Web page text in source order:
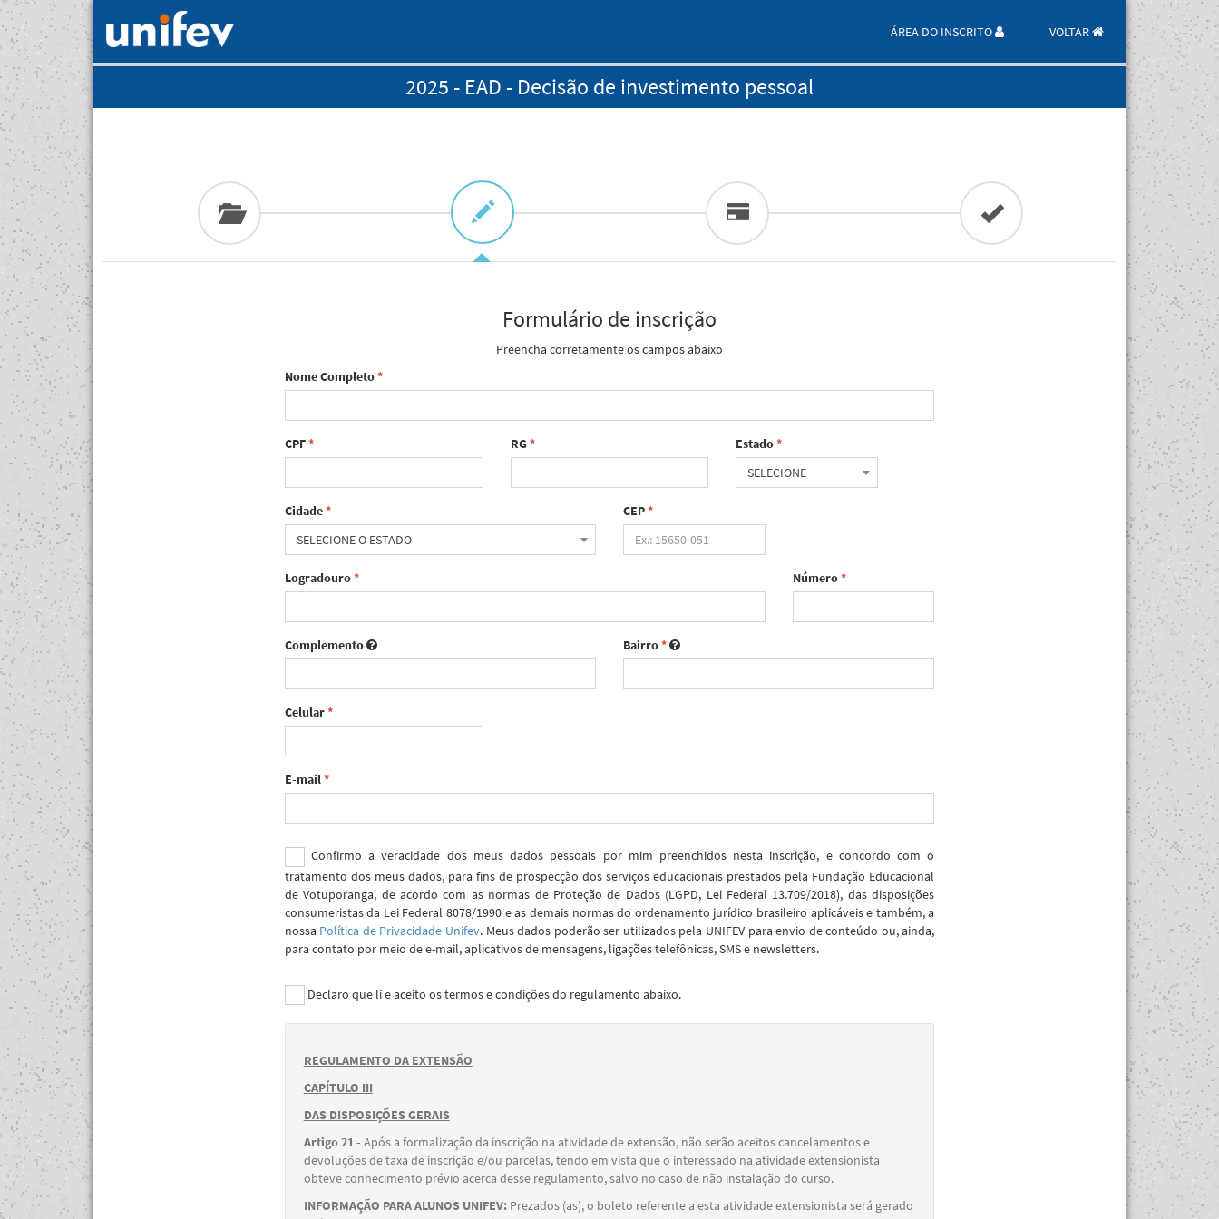
ÁREA DO INSCRITO VOLTAR
2025 - EAD - Decisão de investimento pessoal
Formulário de inscrição
Preencha corretamente os campos abaixo
Nome Completo*
CPF* RG* Estado*
SELECIONE
Cidade*
SELECIONE O ESTADO
CEP*
Logradouro* Número*
Complemento Bairro*
Celular*
E-mail*
Confirmo a veracidade dos meus dados pessoais por mim preenchidos nesta inscrição, e concordo com o
tratamento dos meus dados, para fins de prospecção dos serviços educacionais prestados pela Fundação Educacional
de Votuporanga, de acordo com as normas de Proteção de Dados (LGPD, Lei Federal 13.709/2018), das disposições
consumeristas da Lei Federal 8078/1990 e as demais normas do ordenamento jurídico brasileiro aplicáveis e também, a
nossa Política de Privacidade Unifev. Meus dados poderão ser utilizados pela UNIFEV para envio de conteúdo ou, ainda,
para contato por meio de e-mail, aplicativos de mensagens, ligações telefônicas, SMS e newsletters.
Declaro que li e aceito os termos e condições do regulamento abaixo.
REGULAMENTO DA EXTENSÃO
CAPÍTULO III
DAS DISPOSIÇÕES GERAIS
Artigo 21 - Após a formalização da inscrição na atividade de extensão, não serão aceitos cancelamentos e
devoluções de taxa de inscrição e/ou parcelas, tendo em vista que o interessado na atividade extensionista
obteve conhecimento prévio acerca desse regulamento, salvo no caso de não instalação do curso.
INFORMAÇÃO PARA ALUNOS UNIFEV:Prezados (as), o boleto referente a esta atividade extensionista será gerado